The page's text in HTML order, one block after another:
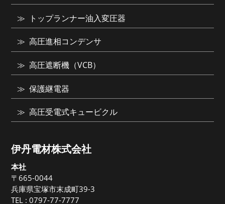
伊丹電材株式会社
本社
〒665-0044
兵庫県宝塚市末成町39-3
TEL :0797-77-7777
トップランナー油入変圧器
高圧進相コンデンサ
高圧遮断機（VCB）
保護継電器
高圧受電式キュービクル